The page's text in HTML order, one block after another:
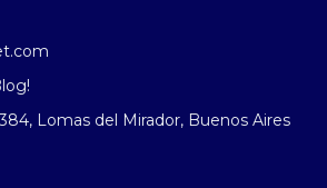
Lomas del Mirador, Buenos Aires